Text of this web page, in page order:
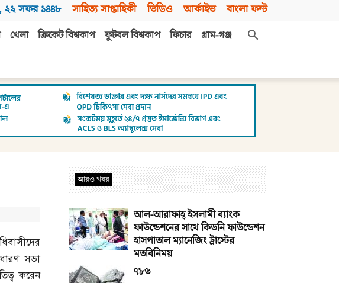
২২ সফর ১৪৪৮ সাহিত্য সাপ্তাহিকী ভিডিও আর্কাইভ বাংলা ফন্ট
খেলা ক্রিকেট বিশ্বকাপ ফুটবল বিশ্বকাপ ফিচার
গ্রাম-গঞ্জ
সভা
করেন
আরও খবর
আল-আরাফাহ্‌ ইসলামী ব্যাংক
ফাউন্ডেশনের সাথে কিডনি ফাউন্ডেশন
হাসপাতাল ম্যানেজিং ট্রাস্টের
মতবিনিময়
৭৮৬